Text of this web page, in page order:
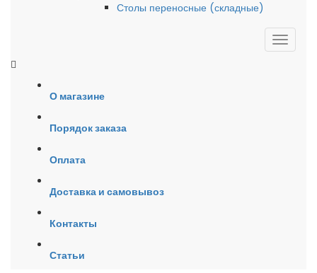
Столы переносные (складные)
О магазине
Порядок заказа
Оплата
Доставка и самовывоз
Контакты
Статьи